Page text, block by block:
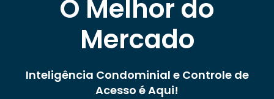
O Melhor do
Mercado
Inteligência Condominial e Controle de
Acesso é Aqui!